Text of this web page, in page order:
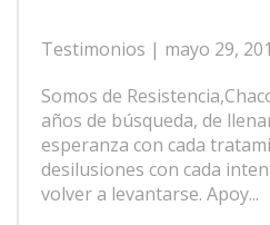
Testimonios | mayo 29,
Somos de
años de búsqueda, de
esperanza con cada
desilusiones con cada
volver a levantarse. Apoy...